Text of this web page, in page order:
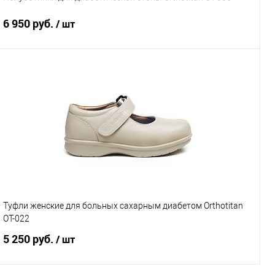
6 950 руб. / шт
Купить в 1 клик
К сравнению
В наличии
Размер обуви
36
Туфли женские для больных сахарным диабетом Orthotitan
OT-022
5 250 руб. / шт